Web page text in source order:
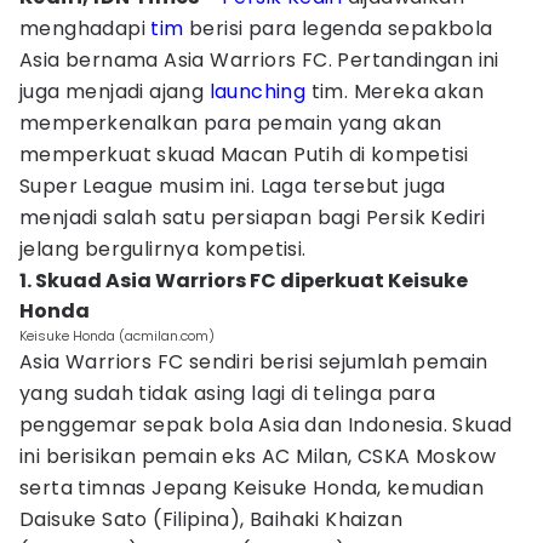
menghadapi tim berisi para legenda sepakbola
Asia bernama Asia Warriors FC. Pertandingan ini
juga menjadi ajang launching tim. Mereka akan
memperkenalkan para pemain yang akan
memperkuat skuad Macan Putih di kompetisi
Super League musim ini. Laga tersebut juga
menjadi salah satu persiapan bagi Persik Kediri
jelang bergulirnya kompetisi.
1. Skuad Asia Warriors FC diperkuat Keisuke
Honda
Keisuke Honda (acmilan.com)
Asia Warriors FC sendiri berisi sejumlah pemain
yang sudah tidak asing lagi di telinga para
penggemar sepak bola Asia dan Indonesia. Skuad
ini berisikan pemain eks AC Milan, CSKA Moskow
serta timnas Jepang Keisuke Honda, kemudian
Daisuke Sato (Filipina), Baihaki Khaizan